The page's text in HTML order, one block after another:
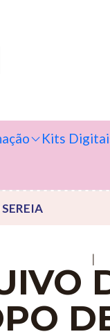
Kits
|